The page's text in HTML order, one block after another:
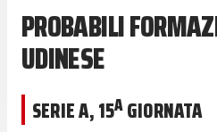
PROBABILI
UDINESE
SERIE A,15AGIORNATA